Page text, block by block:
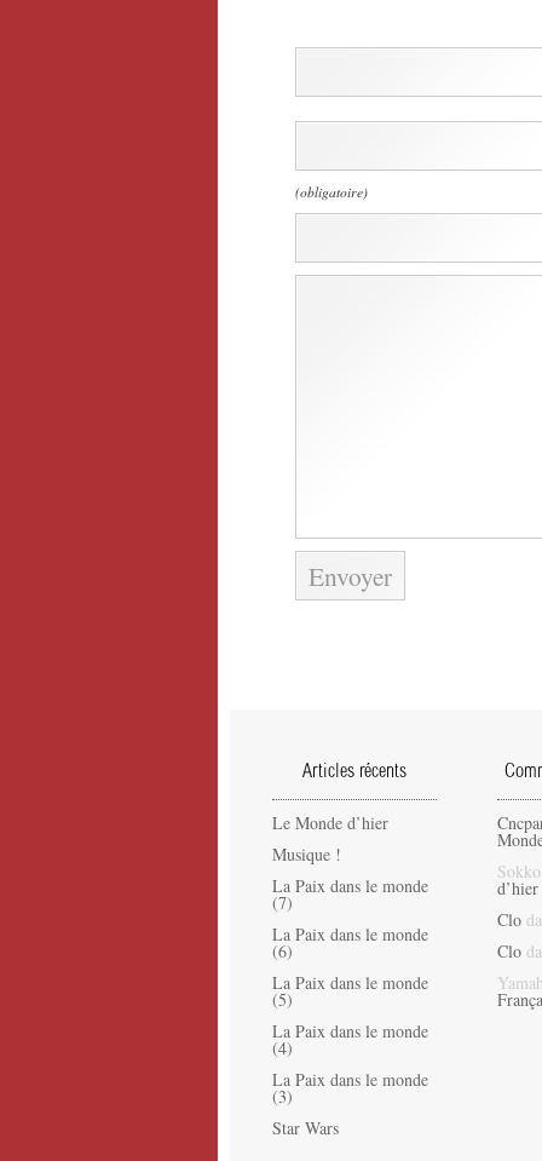
(obligatoire)
Articles récents
Le Monde d’hier
Musique !
La Paix dans le monde
(7)
La Paix dans le monde
(6)
La Paix dans le monde
(5)
La Paix dans le monde
(4)
La Paix dans le monde
(3)
Star Wars
Sokko
d’hier
Clo
Clo